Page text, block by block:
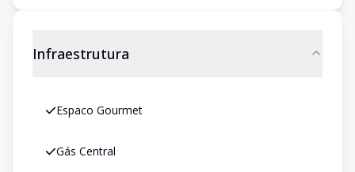
Infraestrutura
Espaco Gourmet
Gás Central